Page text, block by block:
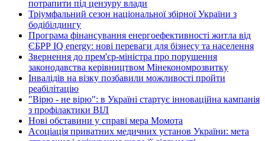
потрапити під цензуру влади
Тріумфальний сезон національної збірної України з
бодібілдингу
Програма фінансування енергоефективності житла від
ЄБРР IQ energy: нові переваги для бізнесу та населення
Звернення до прем'єр-міністра про порушення
законодавства керівництвом Мінекономрозвитку
Інвалідів на візку позбавили можливості пройти
реабілітацію
"Вірю - не вірю": в Україні стартує інноваційна кампанія
з профілактики ВІЛ
Нові обставини у справі мера Момота
Асоціація приватних медичних установ України: мета